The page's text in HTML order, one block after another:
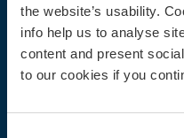
the website’s usability.
info help us to analyse
content and present
to our cookies if you
Workaway Blog
Galería de fotos